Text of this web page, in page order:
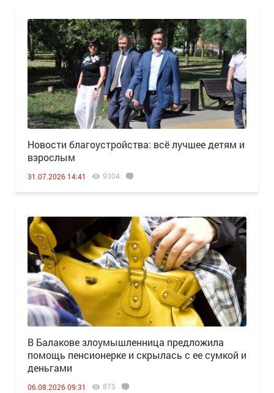
Новости благоустройства: всё лучшее детям и
взрослым
31.07.2026 14:41 9304
В Балакове злоумышленница предложила
помощь пенсионерке и скрылась с ее сумкой и
деньгами
06.08.2026 09:31 875